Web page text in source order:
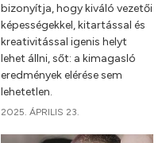
bizonyítja, hogy kiváló vezetői
képességekkel, kitartással és
kreativitással igenis helyt
lehet állni, sőt: a kimagasló
eredmények elérése sem
lehetetlen.
2025. ÁPRILIS 23.